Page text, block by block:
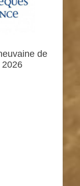
de
2026